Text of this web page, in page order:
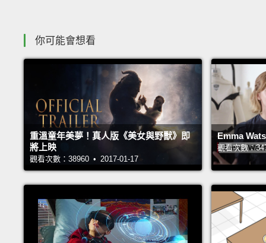
你可能會想看
重溫童年美夢！真人版《美女與野獸》即
將上映
觀看次數：38960 • 2017-01-17
Emma
觀看次數：